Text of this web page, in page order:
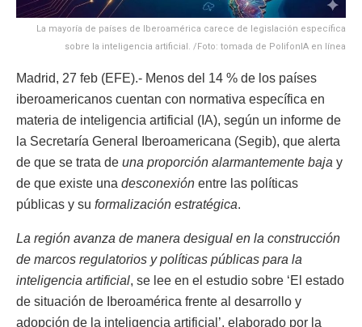
La mayoría de países de Iberoamérica carece de legislación específica
sobre la inteligencia artificial. /Foto: tomada de PolifonIA en línea
Madrid, 27 feb (EFE).- Menos del 14 % de los países
iberoamericanos cuentan con normativa específica en
materia de inteligencia artificial (IA), según un informe de
la Secretaría General Iberoamericana (Segib), que alerta
de que se trata de una proporción alarmantemente baja y
de que existe una desconexión entre las políticas
públicas y su formalización estratégica.
La región avanza de manera desigual en la construcción
de marcos regulatorios y políticas públicas para la
inteligencia artificial, se lee en el estudio sobre ‘El estado
de situación de Iberoamérica frente al desarrollo y
adopción de la inteligencia artificial’, elaborado por la